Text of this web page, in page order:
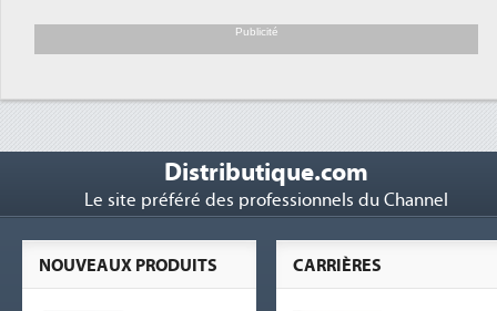
soutient les...
Publicité
Distributique.com
Le site préféré des professionnels du Channel
CARRIÈRES
NOUVEAUX PRODUITS